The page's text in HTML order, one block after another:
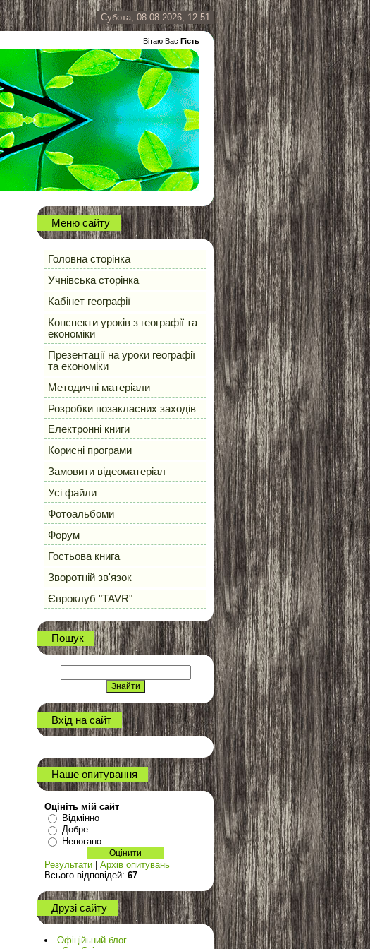
Субота, 08.08.2026, 12:51
Вітаю Вас Гість
Меню сайту
Головна сторінка
Учнівська сторінка
Кабінет географії
Конспекти уроків з географії та
економіки
Презентації на уроки географії
та економіки
Методичні матеріали
Розробки позакласних заходів
Електронні книги
Корисні програми
Замовити відеоматеріал
Усі файли
Фотоальбоми
Форум
Гостьова книга
Зворотній зв'язок
Євроклуб "TAVR"
Пошук
Вхід на сайт
Наше опитування
Оцініть мій сайт
Відмінно
Добре
Непогано
Результати
Архів опитувань
Всього відповідей: 67
Друзі сайту
Офіційьний блог